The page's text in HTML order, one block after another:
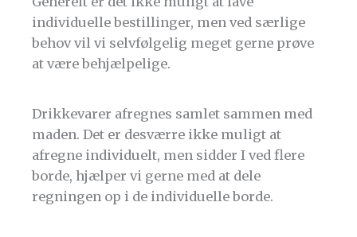
individuelle bestillinger, men ved særlige
behov vil vi selvfølgelig meget gerne prøve
at være behjælpelige.
Drikkevarer afregnes samlet sammen med
maden. Det er desværre ikke muligt at
afregne individuelt, men sidder I ved flere
borde, hjælper vi gerne med at dele
regningen op i de individuelle borde.